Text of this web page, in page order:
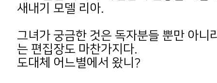
새내기 모델 리아.
는 편집장도 마찬가지다.
도대체 어느별에서 왔니?